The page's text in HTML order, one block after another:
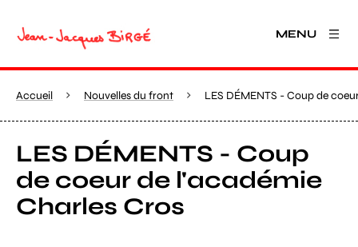
MENU
Accueil Nouvelles du front LES DÉMENTS - Coup de
LES DÉMENTS - Coup
de coeur de l'académie
Charles Cros